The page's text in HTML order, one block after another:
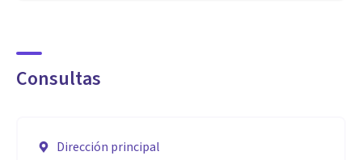
Consultas
Dirección principal